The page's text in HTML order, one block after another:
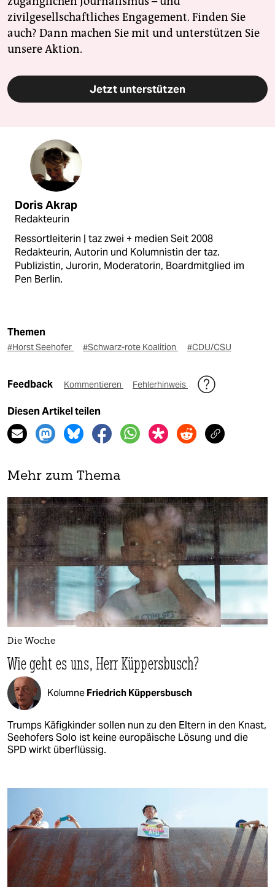
zivilgesellschaftliches Engagement. Finden Sie
auch? Dann machen Sie mit und unterstützen Sie
unsere Aktion.
Jetzt unterstützen
Doris Akrap
Redakteurin
Ressortleiterin | taz zwei + medien Seit 2008
Redakteurin, Autorin und Kolumnistin der taz.
Publizistin, Jurorin, Moderatorin, Boardmitglied im
Pen Berlin.
Themen
#Horst Seehofer #Schwarz-rote Koalition #CDU/CSU
Feedback Kommentieren Fehlerhinweis
Diesen Artikel teilen
Mehr zum Thema
Die Woche
Wie geht es uns, Herr Küppersbusch?
Kolumne Friedrich Küppersbusch
Trumps Käfigkinder sollen nun zu den Eltern in den Knast,
Seehofers Solo ist keine europäische Lösung und die
SPD wirkt überflüssig.